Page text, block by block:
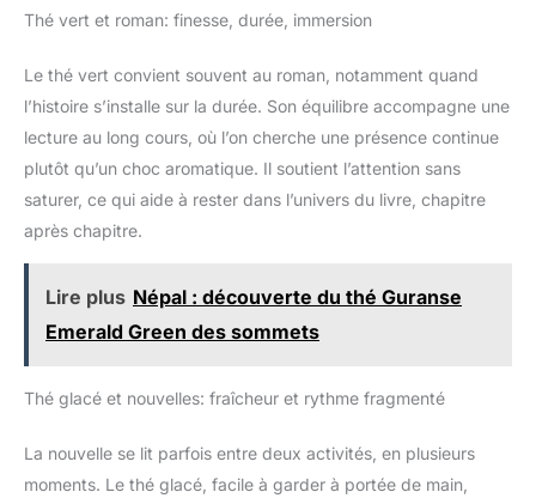
Rainforest Alliance : cela signifie que Lipton a recours à une
Thé vert et roman: finesse, durée, immersion
Le thé vert convient souvent au roman, notamment quand
l’histoire s’installe sur la durée. Son équilibre accompagne une
lecture au long cours, où l’on cherche une présence continue
plutôt qu’un choc aromatique. Il soutient l’attention sans
saturer, ce qui aide à rester dans l’univers du livre, chapitre
après chapitre.
Lire plus Népal : découverte du thé Guranse
Emerald Green des sommets
Thé glacé et nouvelles: fraîcheur et rythme fragmenté
La nouvelle se lit parfois entre deux activités, en plusieurs
moments. Le thé glacé, facile à garder à portée de main,